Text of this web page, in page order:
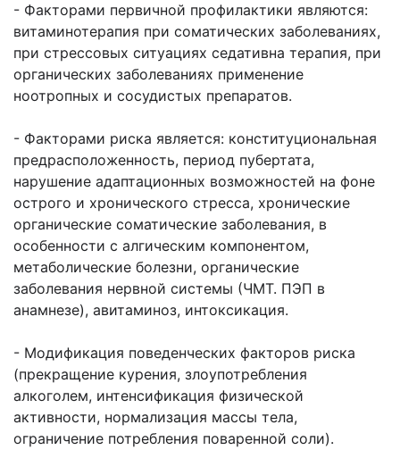
- Факторами первичной профилактики являются:
витаминотерапия при соматических заболеваниях,
при стрессовых ситуациях седативна терапия, при
органических заболеваниях применение
ноотропных и сосудистых препаратов.
- Факторами риска является: конституциональная
предрасположенность, период пубертата,
нарушение адаптационных возможностей на фоне
острого и хронического стресса, хронические
органические соматические заболевания, в
особенности с алгическим компонентом,
метаболические болезни, органические
заболевания нервной системы (ЧМТ. ПЭП в
анамнезе), авитаминоз, интоксикация.
- Модификация поведенческих факторов риска
(прекращение курения, злоупотребления
алкоголем, интенсификация физической
активности, нормализация массы тела,
ограничение потребления поваренной соли).